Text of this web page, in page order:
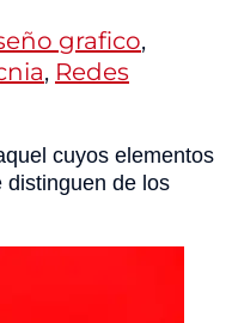
grafico,
, Redes
cuyos elementos
distinguen de los